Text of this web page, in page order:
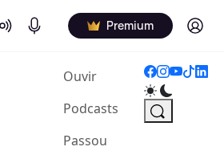
Air Podcasts Premium Log in
Ouvir(current)
Podcasts
Passou